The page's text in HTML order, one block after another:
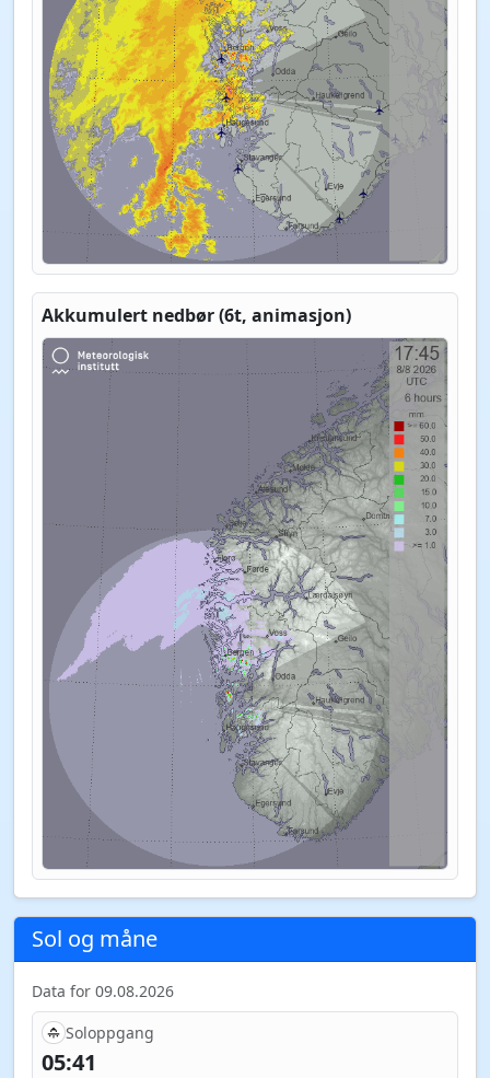
Akkumulert nedbør (6t, animasjon)
Sol og måne
Data for 09.08.2026
Soloppgang
05:41